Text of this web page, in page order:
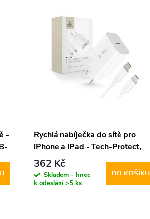
-
Rychlá nabíječka do sítě pro
iPhone a iPad - Tech-Protect,
NC20W + Lightning kabel
362 Kč
Skladem - hned
k odeslání>5 ks
DO KOŠÍKU